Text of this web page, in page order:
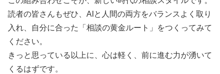
読者の皆さんもぜひ、AIと人間の両方をバランスよく取り
入れ、自分に合った「相談の黄金ルート」をつくってみて
ください。
きっと思っている以上に、心は軽く、前に進む力が湧いて
くるはずです。